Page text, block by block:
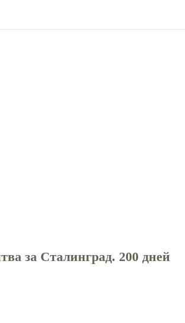
за Сталинград. 200 дней